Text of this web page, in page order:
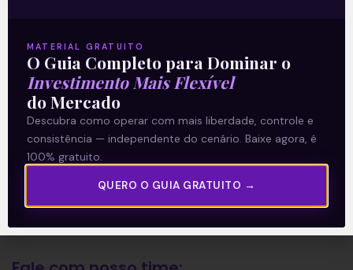
Termos e Condições
Política de Privacidade
Explore
Artigos
E Eu Com Isso?
Vídeos no Youtube
MATERIAL GRATUITO
O Guia Completo para Dominar o
Investimento Mais Flexível
do Mercado
Descubra como operar com mais liberdade, controle e
consistência — independente do cenário. Baixe agora, é
100% gratuito.
QUERO O GUIA GRATUITO →